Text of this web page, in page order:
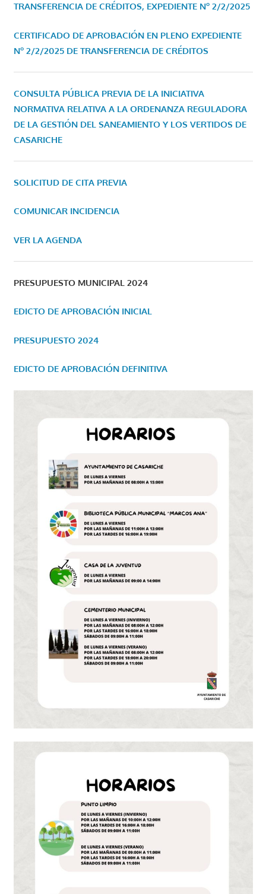
TRANSFERENCIA DE CRÉDITOS, EXPEDIENTE Nº 2/2/2025
CERTIFICADO DE APROBACIÓN EN PLENO EXPEDIENTE
Nº 2/2/2025 DE TRANSFERENCIA DE CRÉDITOS
CONSULTA PÚBLICA PREVIA DE LA INICIATIVA
NORMATIVA RELATIVA A LA ORDENANZA REGULADORA
DE LA GESTIÓN DEL SANEAMIENTO Y LOS VERTIDOS DE
CASARICHE
SOLICITUD DE CITA PREVIA
COMUNICAR INCIDENCIA
VER LA AGENDA
PRESUPUESTO MUNICIPAL 2024
EDICTO DE APROBACIÓN INICIAL
PRESUPUESTO 2024
EDICTO DE APROBACIÓN DEFINITIVA